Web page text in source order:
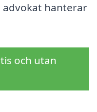
hanterar
och utan